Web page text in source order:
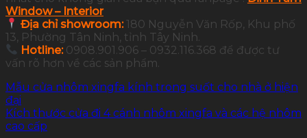
Window – Interior
Địa chỉ showroom:180 Nguyễn Văn Rốp, Khu phố
13, Phường Tân Ninh, tỉnh Tây Ninh.
Hotline: 0908.901.906 – 0932.116.368 để được tư
vấn rõ hơn về các sản phẩm.
Mẫu cửa nhôm xingfa kính trong suốt cho nhà ở hiện
đại
Kích thước cửa đi 4 cánh nhôm xingfa và các hệ nhôm
cao cấp